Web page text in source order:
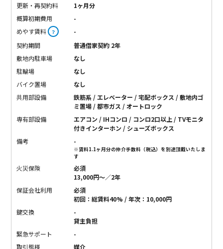
更新・再契約料
1ヶ月分
概算初期費用
-
めやす賃料 ？
-
契約期間
普通借家契約 2年
敷地内駐車場
なし
駐輪場
なし
バイク置場
なし
共用部設備
鉄筋系 / エレベーター / 宅配ボックス / 敷地内ゴ
ミ置場 / 都市ガス / オートロック
専有部設備
エアコン / IHコンロ / コンロ2口以上 / TVモニタ
付きインターホン / シューズボックス
備考
-
※賃料1.1ヶ月分の仲介手数料（税込）を別途頂戴いたしま
す
火災保険
必須
13,000円〜／2年
保証会社利用
必須
初回：総賃料40% / 年次：10,000円
鍵交換
-
貸主負担
緊急サポート
-
取引態様
媒介